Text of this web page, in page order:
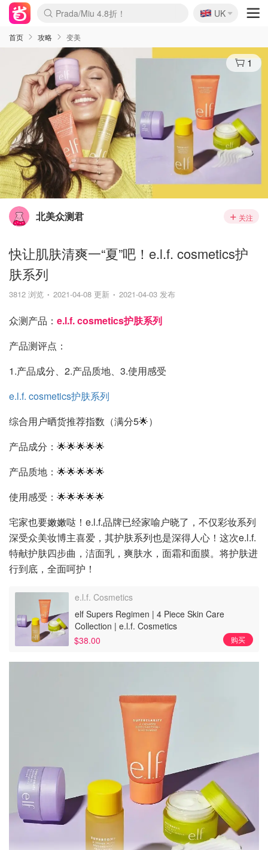
麦卢卡蜂蜜夏促！个位数！
Prada/Miu 4.8折！
啥？必胜客披萨5折！
🇬🇧
UK
首页 攻略 变美
1
北美众测君 关注
快让肌肤清爽一“夏”吧！e.l.f. cosmetics护
肤系列
3812 浏览 2021-04-08 更新 2021-04-03 发布
众测产品： e.l.f. cosmetics护肤系列
产品测评点：
1.产品成分、2.产品质地、3.使用感受
e.l.f. cosmetics护肤系列
综合用户晒货推荐指数（满分5🌟）
产品成分：🌟🌟🌟🌟🌟
产品质地：🌟🌟🌟🌟🌟
使用感受：🌟🌟🌟🌟🌟
宅家也要嫩嫩哒！e.l.f.品牌已经家喻户晓了，不仅彩妆系列
深受众美妆博主喜爱，其护肤系列也是深得人心！这次e.l.f.
特献护肤四步曲，洁面乳，爽肤水，面霜和面膜。将护肤进
行到底，全面呵护！
elf Supers Regimen | 4 Piece Skin Care
Collection | e.l.f. Cosmetics
$38.00
e.l.f. Cosmetics
购买